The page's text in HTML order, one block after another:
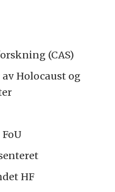
(CAS)
Holocaust og
HF